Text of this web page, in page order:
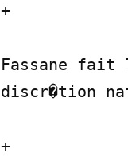
+
Fassane
discr�tion
+